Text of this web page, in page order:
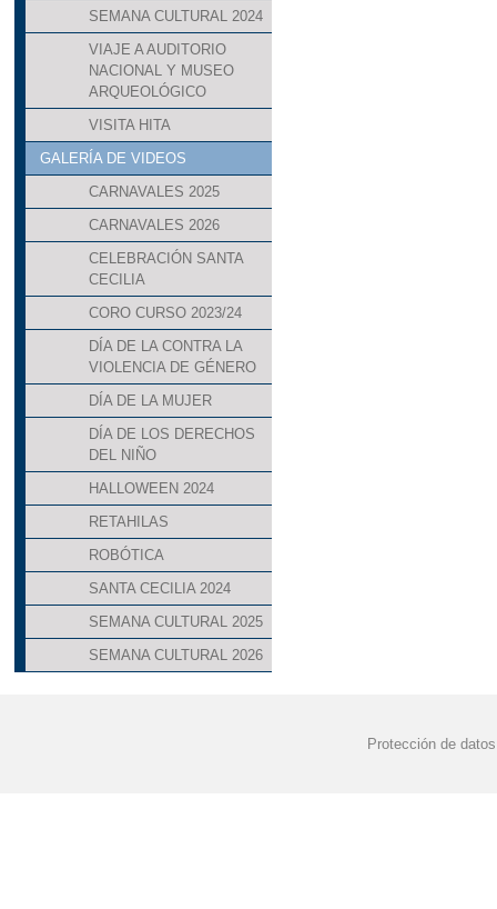
SEMANA CULTURAL 2024
VIAJE A AUDITORIO
NACIONAL Y MUSEO
ARQUEOLÓGICO
VISITA HITA
GALERÍA DE VIDEOS
CARNAVALES 2025
CARNAVALES 2026
CELEBRACIÓN SANTA
CECILIA
CORO CURSO 2023/24
DÍA DE LA CONTRA LA
VIOLENCIA DE GÉNERO
DÍA DE LA MUJER
DÍA DE LOS DERECHOS
DEL NIÑO
HALLOWEEN 2024
RETAHILAS
ROBÓTICA
SANTA CECILIA 2024
SEMANA CULTURAL 2025
SEMANA CULTURAL 2026
Protección de datos